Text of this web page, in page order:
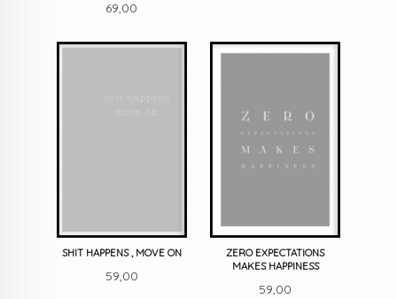
Pris
69,00
SHIT HAPPENS , MOVE ON
Pris
59,00
ZERO EXPECTATIONS
MAKES HAPPINESS
Pris
59,00